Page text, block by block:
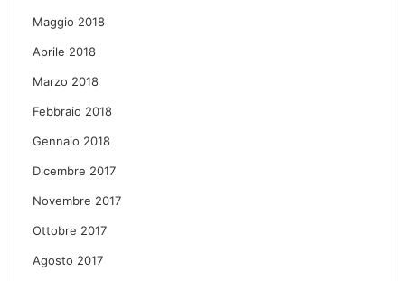
Maggio 2018
Aprile 2018
Marzo 2018
Febbraio 2018
Gennaio 2018
Dicembre 2017
Novembre 2017
Ottobre 2017
Agosto 2017